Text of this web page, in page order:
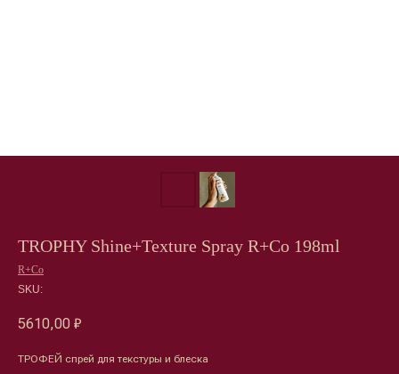
TROPHY Shine+Texture Spray R+Co 198ml
R+Co
SKU:
5610,00 ₽
ТРОФЕЙ спрей для текстуры и блеска